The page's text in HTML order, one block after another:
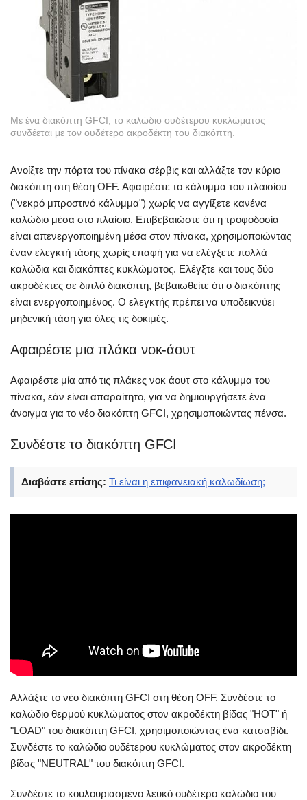
Με ένα διακόπτη GFCI, το καλώδιο ουδέτερου κυκλώματος
συνδέεται με τον ουδέτερο ακροδέκτη του διακόπτη.
Ανοίξτε την πόρτα του πίνακα σέρβις και αλλάξτε τον κύριο
διακόπτη στη θέση OFF. Αφαιρέστε το κάλυμμα του πλαισίου
("νεκρό μπροστινό κάλυμμα") χωρίς να αγγίξετε κανένα
καλώδιο μέσα στο πλαίσιο. Επιβεβαιώστε ότι η τροφοδοσία
είναι απενεργοποιημένη μέσα στον πίνακα, χρησιμοποιώντας
έναν ελεγκτή τάσης χωρίς επαφή για να ελέγξετε πολλά
καλώδια και διακόπτες κυκλώματος. Ελέγξτε και τους δύο
ακροδέκτες σε διπλό διακόπτη, βεβαιωθείτε ότι ο διακόπτης
είναι ενεργοποιημένος. Ο ελεγκτής πρέπει να υποδεικνύει
μηδενική τάση για όλες τις δοκιμές.
Αφαιρέστε μια πλάκα νοκ-άουτ
Αφαιρέστε μία από τις πλάκες νοκ άουτ στο κάλυμμα του
πίνακα, εάν είναι απαραίτητο, για να δημιουργήσετε ένα
άνοιγμα για το νέο διακόπτη GFCI, χρησιμοποιώντας πένσα.
Συνδέστε το διακόπτη GFCI
Διαβάστε επίσης: Τι είναι η επιφανειακή καλωδίωση;
Αλλάξτε το νέο διακόπτη GFCI στη θέση OFF. Συνδέστε το
καλώδιο θερμού κυκλώματος στον ακροδέκτη βίδας "HOT" ή
"LOAD" του διακόπτη GFCI, χρησιμοποιώντας ένα κατσαβίδι.
Συνδέστε το καλώδιο ουδέτερου κυκλώματος στον ακροδέκτη
βίδας "NEUTRAL" του διακόπτη GFCI.
Συνδέστε το κουλουριασμένο λευκό ουδέτερο καλώδιο του